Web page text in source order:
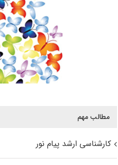
مطالب مهم
کارشناسی ارشد پیام نور